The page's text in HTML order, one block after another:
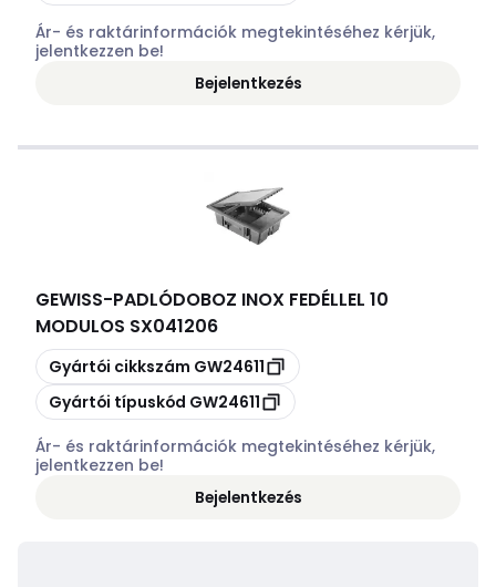
Ár- és raktárinformációk megtekintéséhez kérjük,
jelentkezzen be!
Bejelentkezés
GEWISS-PADLÓDOBOZ INOX FEDÉLLEL 10
MODULOS SX041206
Másolás
Gyártói cikkszám GW24611
Másolás
Gyártói típuskód GW24611
Ár- és raktárinformációk megtekintéséhez kérjük,
jelentkezzen be!
Bejelentkezés